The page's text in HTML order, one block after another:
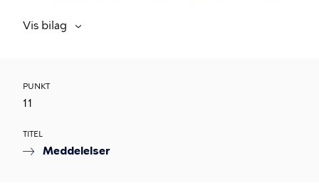
Vis bilag
PUNKT
11
TITEL
Meddelelser